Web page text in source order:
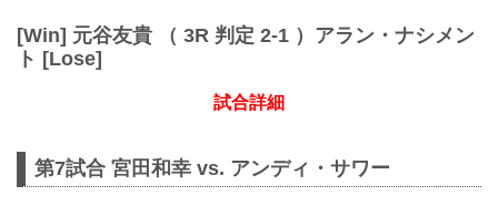
[Win] 元谷友貴 （ 3R 判定 2-1 ）アラン・ナシメン
ト [Lose]
試合詳細
第7試合 宮田和幸 vs. アンディ・サワー